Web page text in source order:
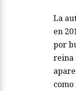
La
en
por
reina